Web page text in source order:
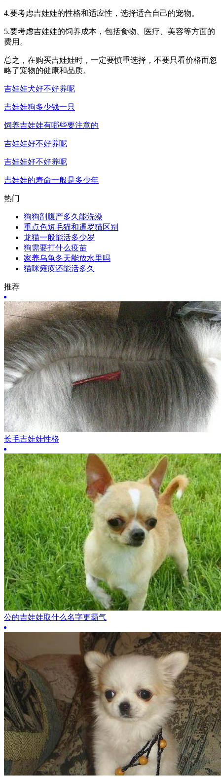
4.要考虑吉娃娃的性格和适应性，选择适合自己的宠物。
5.要考虑吉娃娃的饲养成本，包括食物、医疗、美容等方面的
费用。
总之，在购买吉娃娃时，一定要慎重选择，不要只看价格而忽
略了宠物的健康和品质。
吉娃娃犬好不好养呢
吉娃娃狗多少钱一只
饲养吉娃娃有哪些要注意的
吉娃娃好不好养呢
吉娃娃好不好养呢
吉娃娃的寿命一般是多少年
热门
狗狗剖腹产多久能洗澡
重点色短毛猫和暹罗猫区别
龙猫一般能活多少岁
狗需要打什么疫苗
家养乌龟冬天能放水里吗
猫咪瘫痪还能活多久
推荐
长毛吉娃娃性格
公的吉娃娃取什么名字更霸气